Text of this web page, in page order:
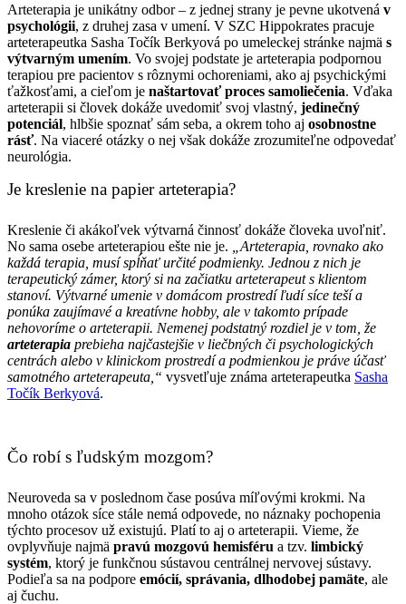
Arteterapia je unikátny odbor – z jednej strany je pevne ukotvená v
psychológii, z druhej zasa v umení. V SZC Hippokrates pracuje
arteterapeutka Sasha Točík Berkyová po umeleckej stránke najmä s
výtvarným umením. Vo svojej podstate je arteterapia podpornou
terapiou pre pacientov s rôznymi ochoreniami, ako aj psychickými
ťažkosťami, a cieľom je naštartovať proces samoliečenia. Vďaka
arteterapii si človek dokáže uvedomiť svoj vlastný, jedinečný
potenciál, hlbšie spoznať sám seba, a okrem toho aj osobnostne
rásť. Na viaceré otázky o nej však dokáže zrozumiteľne odpovedať
neurológia.
Je kreslenie na papier arteterapia?
Kreslenie či akákoľvek výtvarná činnosť dokáže človeka uvoľniť.
No sama osebe arteterapiou ešte nie je.
„Arteterapia, rovnako ako
každá terapia, musí spĺňať určité podmienky. Jednou z nich je
terapeutický zámer, ktorý si na začiatku arteterapeut s klientom
stanoví. Výtvarné umenie v domácom prostredí ľudí síce teší a
ponúka zaujímavé a kreatívne hobby, ale v takomto prípade
nehovoríme o arteterapii. Nemenej podstatný rozdiel je v tom, že
arteterapia prebieha najčastejšie v liečbných či psychologických
centrách alebo v klinickom prostredí a podmienkou je práve účasť
samotného arteterapeuta,“ vysvetľuje známa arteterapeutka Sasha
Točík Berkyová.
Čo robí s ľudským mozgom?
Neuroveda sa v poslednom čase posúva míľovými krokmi. Na
mnoho otázok síce stále nemá odpovede, no náznaky pochopenia
týchto procesov už existujú. Platí to aj o arteterapii. Vieme, že
ovplyvňuje najmä pravú mozgovú hemisféru a tzv. limbický
systém, ktorý je funkčnou sústavou centrálnej nervovej sústavy.
Podieľa sa na podpore emócií, správania, dlhodobej pamäte, ale
aj čuchu.